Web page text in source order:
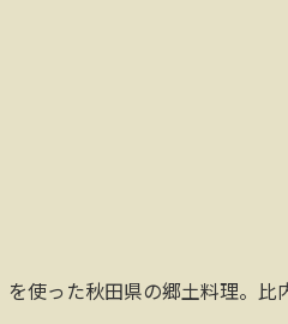
使った秋田県の郷土料理。